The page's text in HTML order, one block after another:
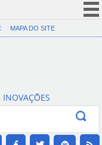
(COVID-19)
Canais
MAPA DO SITE